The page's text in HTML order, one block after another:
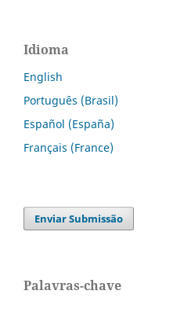
Idioma
English
Português (Brasil)
Español (España)
Français (France)
Enviar Submissão
Palavras-chave